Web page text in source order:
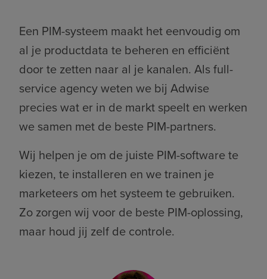
Een PIM-systeem maakt het eenvoudig om
al je productdata te beheren en efficiënt
door te zetten naar al je kanalen. Als full-
service agency weten we bij Adwise
precies wat er in de markt speelt en werken
we samen met de beste PIM-partners.
Wij helpen je om de juiste PIM-software te
kiezen, te installeren en we trainen je
marketeers om het systeem te gebruiken.
Zo zorgen wij voor de beste PIM-oplossing,
maar houd jij zelf de controle.